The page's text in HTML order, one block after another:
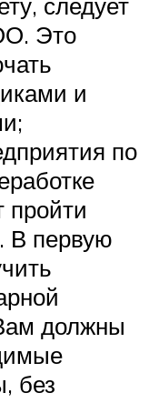
Это
и
по
пройти
В первую
должны
без